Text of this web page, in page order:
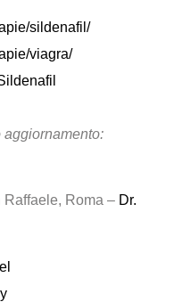
sildenafil/
viagra/
Roma – Dr.